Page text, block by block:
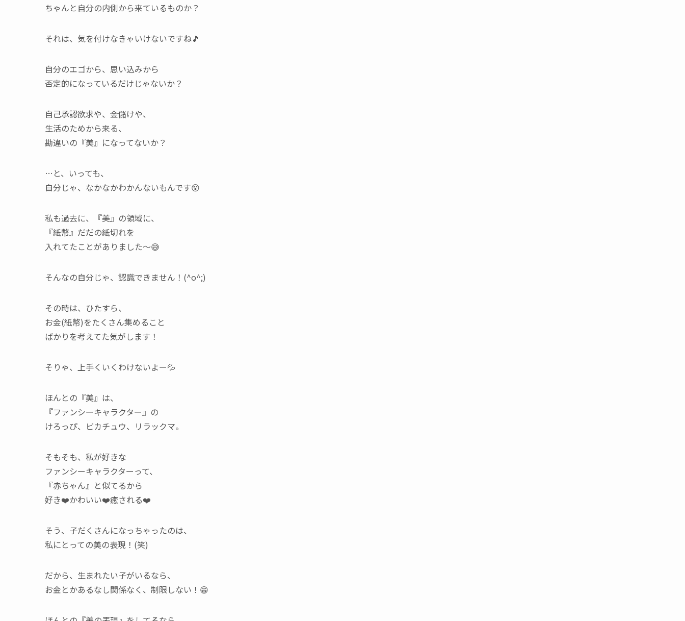
ちゃんと自分の内側から来ているものか？
それは、気を付けなきゃいけないですね🎵
自分のエゴから、思い込みから
否定的になっているだけじゃないか？
自己承認欲求や、金儲けや、
生活のためから来る、
勘違いの『美』になってないか？
…と、いっても、
自分じゃ、なかなかわかんないもんです😵
私も過去に、『美』の領域に、
『紙幣』だだの紙切れを
入れてたことがありました～😅
そんなの自分じゃ、認識できません！(^o^;)
その時は、ひたすら、
お金(紙幣)をたくさん集めること
ばかりを考えてた気がします！
そりゃ、上手くいくわけないよー💦
ほんとの『美』は、
『ファンシーキャラクター』の
けろっぴ、ピカチュウ、リラックマ。
そもそも、私が好きな
ファンシーキャラクターって、
『赤ちゃん』と似てるから
好き❤️かわいい❤️癒される❤️
そう、子だくさんになっちゃったのは、
私にとっての美の表現！(笑)
だから、生まれたい子がいるなら、
お金とかあるなし関係なく、制限しない！😁